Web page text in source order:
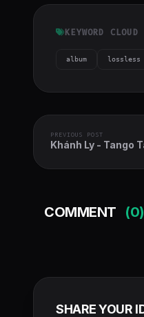
cover">
KEYWORD CLOUD
album lossless
PREVIOUS POST
Khánh Ly - Tango
COMMENT (0)
SHARE YOUR